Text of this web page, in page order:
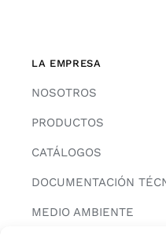
LA EMPRESA
NOSOTROS
PRODUCTOS
CATÁLOGOS
DOCUMENTACIÓN
MEDIO AMBIENTE